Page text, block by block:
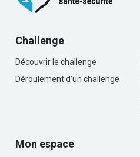
Challenge
Découvrir le challenge
Déroulement d’un challenge
Mon espace